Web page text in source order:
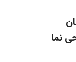
نما